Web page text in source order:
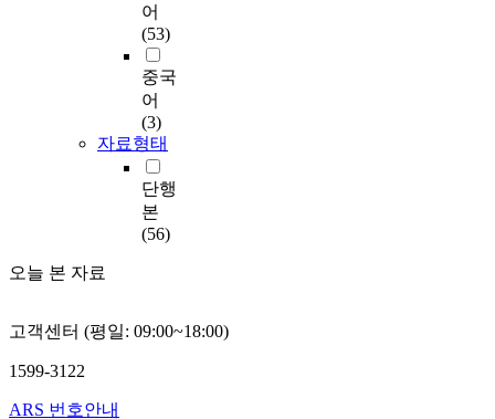
어
(53)
중국
어
(3)
자료형태
단행
본
(56)
오늘 본 자료
고객센터 (평일: 09:00~18:00)
1599-3122
ARS 번호안내